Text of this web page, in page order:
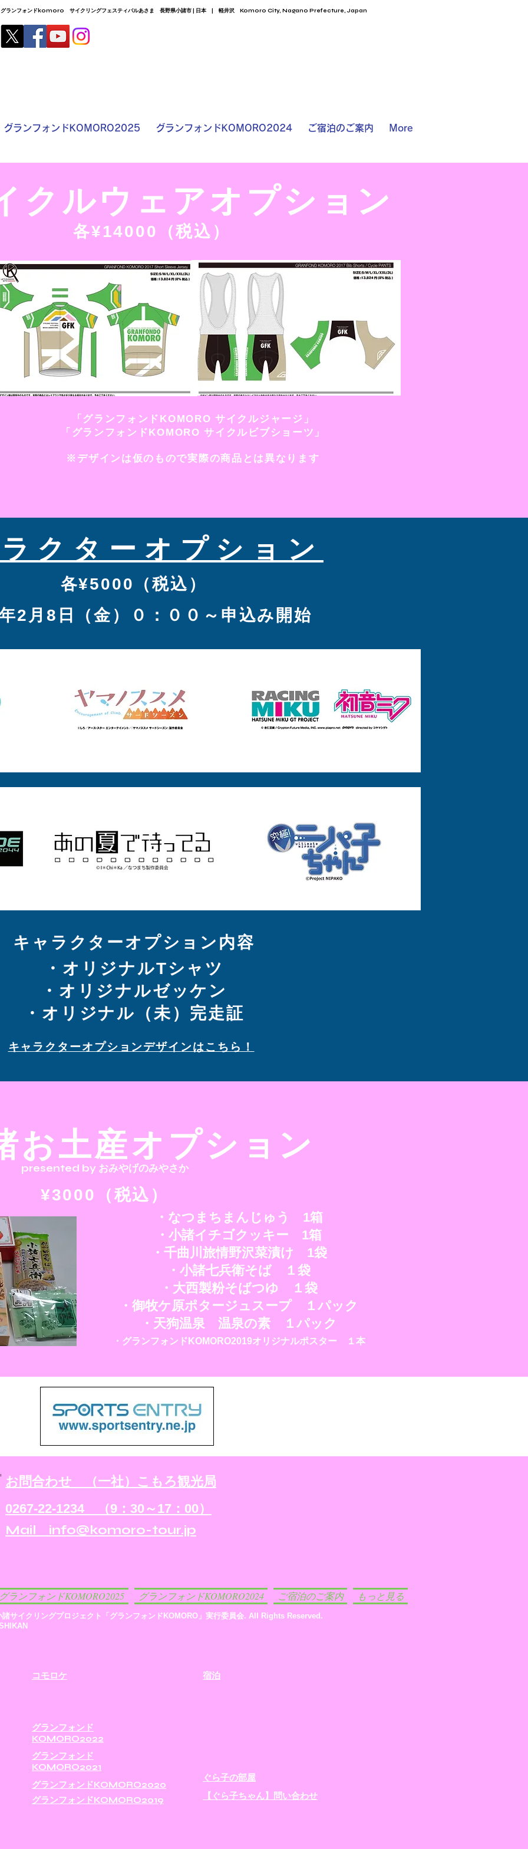
グランフォンドkomoro サイクリングフェスティバルあさま 長野県小諸市 | 日本 | 軽井沢 Komoro City, Nagano Prefecture, Japan
グランフォンドKOMORO2025 グランフォンドKOMORO2024 ご宿泊のご案内 More
クルウェアオプション
各¥14000（税込）
「グランフォンドKOMORO サイクルジャージ」
「グランフォンドKOMORO サイクルビブショーツ」
※デザインは仮のもので実際の商品とは異なります
お土産オプション
presented by おみやげのみやさか
¥3000（税込）
・なつまちまんじゅう 1箱
・小諸イチゴクッキー 1箱
・千曲川旅情野沢菜漬け 1袋
・小諸七兵衛そば １袋
・大西製粉そばつゆ １袋
・御牧ケ原ポタージュスープ １パック
・天狗温泉 温泉の素 １パック
・グランフォンドKOMORO2019オリジナルポスター １本
クターオプション
各¥5000（税込）
2月8日（金）０：００～申込み開始
キャラクターオプション内容
・オリジナルTシャツ
・オリジナルゼッケン
​・オリジナル（未）完走証
キャラクターオプションデザインはこちら！
お問合わせ （一社）こもろ観光局
0267-22-1234 （9：30～17：00）
​Mail info@komoro-tour.jp
ランフォンドKOMORO2025 グランフォンドKOMORO2024 ご宿泊のご案内 もっと見る
サイクリングプロジェクト「グランフォンドKOMORO」実行委員会. All Rights Reserved.
​コモロケ 宿泊
グランフォンド
KOMORO2022
グランフォンド
KOMORO2021
​グランフォンドKOMORO2020
​グランフォンドKOMORO2019
ぐら子の部屋
【ぐら子ちゃん】問い合わせ